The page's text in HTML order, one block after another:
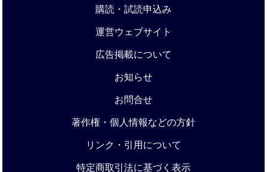
購読・試読申込み
運営ウェブサイト
広告掲載について
お知らせ
お問合せ
著作権・個人情報などの方針
リンク・引用について
特定商取引法に基づく表示